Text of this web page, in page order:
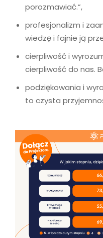
porozmawiać.”,
profesjonalizm i
wiedzę i fajnie ją
cierpliwość i
cierpliwość do nas.
podziękowania i
to czysta